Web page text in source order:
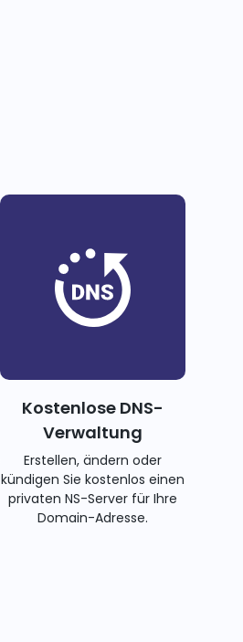
Kostenlose DNS-
Verwaltung
Erstellen, ändern oder
kündigen Sie kostenlos einen
privaten NS-Server für Ihre
Domain-Adresse.